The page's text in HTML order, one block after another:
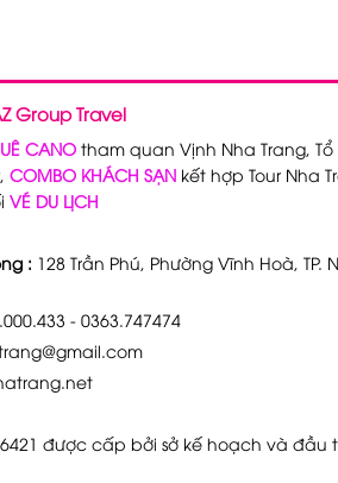
Group Travel
CANO tham quan Vịnh Nha Trang,
COMBO KHÁCH SẠN kết hợp Tour Nha
VÉ DU LỊCH
: 128 Trần Phú, Phường Vĩnh Hoà, TP.
- 0363.747474
được cấp bởi sở kế hoạch và đầu